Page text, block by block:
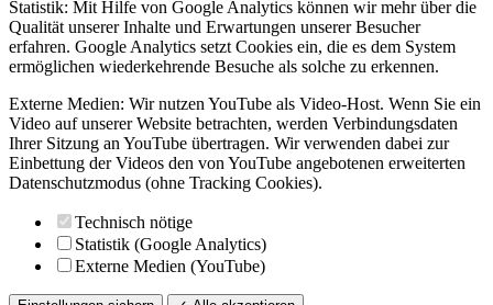
Statistik: Mit Hilfe von Google Analytics können wir mehr über die
Qualität unserer Inhalte und Erwartungen unserer Besucher
erfahren. Google Analytics setzt Cookies ein, die es dem System
ermöglichen wiederkehrende Besuche als solche zu erkennen.
Externe Medien: Wir nutzen YouTube als Video-Host. Wenn Sie ein
Video auf unserer Website betrachten, werden Verbindungsdaten
Ihrer Sitzung an YouTube übertragen. Wir verwenden dabei zur
Einbettung der Videos den von YouTube angebotenen erweiterten
Datenschutzmodus (ohne Tracking Cookies).
Technisch nötige
Statistik (Google Analytics)
Externe Medien (YouTube)